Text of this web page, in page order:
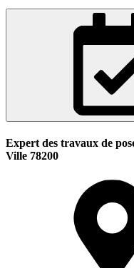
Expert des travaux de
Ville 78200